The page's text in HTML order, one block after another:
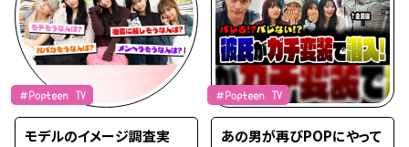
＃Popteen TV
モデルのイメージ調査実
＃Popteen TV
あの男が再びPOPにやって